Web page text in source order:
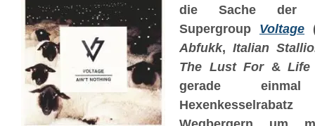
die Sache der
Supergroup Voltage
Abfukk, Italian
The Lust For& Life
gerade